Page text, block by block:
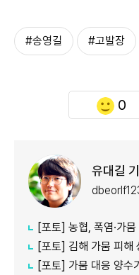
#송영길 #고발장
0
유대길
[포토] 농협, 폭염·가뭄
[포토] 김해 가뭄 피해
[포토] 가뭄 대응 양수기